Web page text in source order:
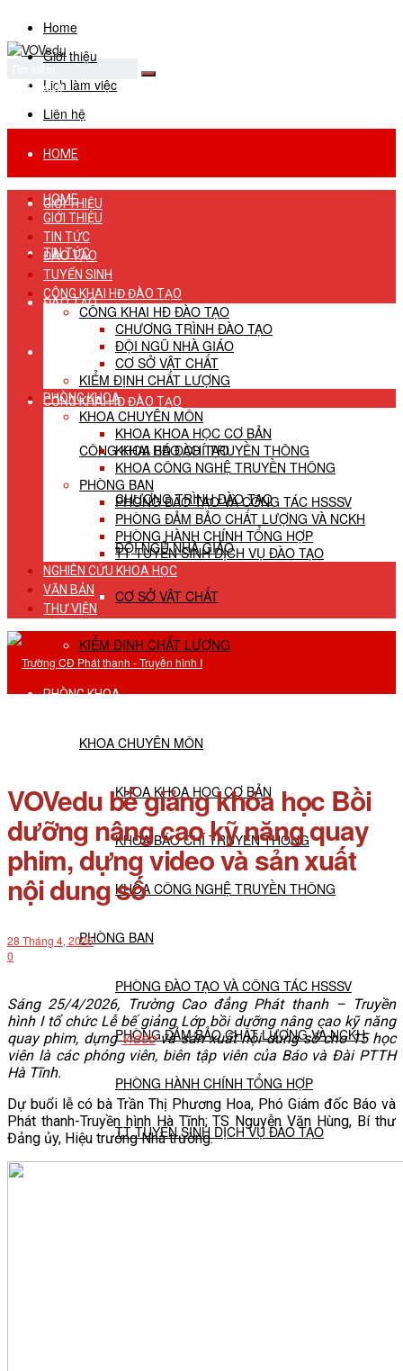
Home
Giới thiệu
Lịch làm việc
Liên hệ
No Result
View All Result
HOME
GIỚI THIỆU
TIN TỨC
ĐÀO TẠO
TUYỂN SINH
CÔNG KHAI HĐ ĐÀO TẠO
CÔNG KHAI HĐ ĐÀO TẠO
CHƯƠNG TRÌNH ĐÀO TẠO
ĐỘI NGŨ NHÀ GIÁO
CƠ SỞ VẬT CHẤT
KIỂM ĐỊNH CHẤT LƯỢNG
PHÒNG KHOA
KHOA CHUYÊN MÔN
KHOA KHOA HỌC CƠ BẢN
KHOA BÁO CHÍ TRUYỀN THÔNG
KHOA CÔNG NGHỆ TRUYỀN THÔNG
PHÒNG BAN
PHÒNG ĐÀO TẠO VÀ CÔNG TÁC HSSSV
PHÒNG ĐẢM BẢO CHẤT LƯỢNG VÀ NCKH
PHÒNG HÀNH CHÍNH TỔNG HỢP
TT TUYỂN SINH DỊCH VỤ ĐÀO TẠO
HOME
GIỚI THIỆU
TIN TỨC
ĐÀO TẠO
TUYỂN SINH
CÔNG KHAI HĐ ĐÀO TẠO
CÔNG KHAI HĐ ĐÀO TẠO
CHƯƠNG TRÌNH ĐÀO TẠO
ĐỘI NGŨ NHÀ GIÁO
CƠ SỞ VẬT CHẤT
KIỂM ĐỊNH CHẤT LƯỢNG
PHÒNG KHOA
KHOA CHUYÊN MÔN
KHOA KHOA HỌC CƠ BẢN
KHOA BÁO CHÍ TRUYỀN THÔNG
KHOA CÔNG NGHỆ TRUYỀN THÔNG
PHÒNG BAN
PHÒNG ĐÀO TẠO VÀ CÔNG TÁC HSSSV
PHÒNG ĐẢM BẢO CHẤT LƯỢNG VÀ NCKH
PHÒNG HÀNH CHÍNH TỔNG HỢP
TT TUYỂN SINH DỊCH VỤ ĐÀO TẠO
NGHIÊN CỨU KHOA HỌC
VĂN BẢN
THƯ VIỆN
VOVedu bế giảng khóa học Bồi
dưỡng nâng cao kỹ năng quay
phim, dựng video và sản xuất
nội dung số
28 Tháng 4, 2026
0
Sáng 25/4/2026, Trường Cao đẳng Phát thanh – Truyền
hình I tổ chức Lễ bế giảng Lớp bồi dưỡng nâng cao kỹ năng
quay phim, dựngvideovà sản xuất nội dung số cho 15 học
viên là các phóng viên, biên tập viên của Báo và Đài PTTH
Hà Tĩnh.
Dự buổi lễ có bà Trần Thị Phương Hoa, Phó Giám đốc Báo và
Phát thanh-Truyền hình Hà Tĩnh; TS Nguyễn Văn Hùng, Bí thư
Đảng ủy, Hiệu trưởng Nhà trường.